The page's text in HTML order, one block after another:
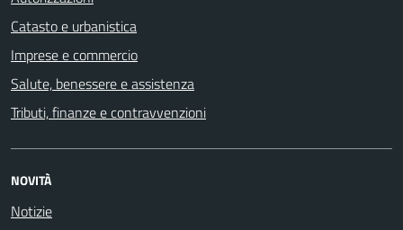
Catasto e urbanistica
Imprese e commercio
Salute, benessere e assistenza
Tributi, finanze e contravvenzioni
NOVITÀ
Notizie